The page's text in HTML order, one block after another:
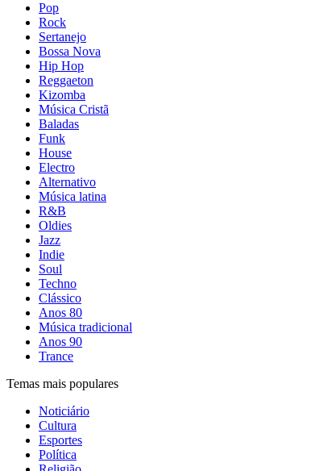
Pop
Rock
Sertanejo
Bossa Nova
Hip Hop
Reggaeton
Kizomba
Música Cristã
Baladas
Funk
House
Electro
Alternativo
Música latina
R&B
Oldies
Jazz
Indie
Soul
Techno
Clássico
Anos 80
Música tradicional
Anos 90
Trance
Temas mais populares
Noticiário
Cultura
Esportes
Política